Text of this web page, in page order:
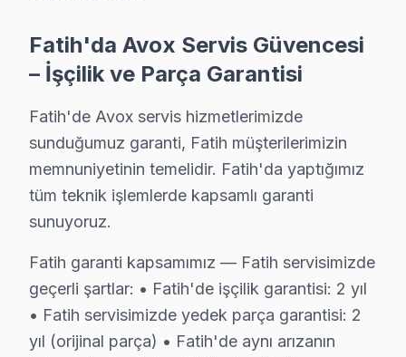
Hacı Kadın'da Avox TV Servisi
Hacı Kadın Mahallesi, tarihi kökleriyle birlikte
Haseki Sultan'da Avox TV Servisi
Haseki Sultan Mahallesi, sadece tarihi dokusuyla
Hırka-i Şerif'te Avox TV Servisi
Hırka-i Şerif Mahallesi, tarihi ve kültürel dokusunun
Hobyar'da Avox TV Servisi
Hobyar Mahallesi, hem tarihi dokusu hem de
Hoca Gıyasettin'de Avox TV Servisi
Fatih'da Avox Servis Güvencesi
– İşçilik ve Parça Garantisi
Fatih'de Avox servis hizmetlerimizde
sunduğumuz garanti, Fatih müşterilerimizin
memnuniyetinin temelidir. Fatih'da yaptığımız
tüm teknik işlemlerde kapsamlı garanti
sunuyoruz.
Fatih garanti kapsamımız — Fatih servisimizde
geçerli şartlar: • Fatih'de işçilik garantisi: 2 yıl
• Fatih servisimizde yedek parça garantisi: 2
yıl (orijinal parça) • Fatih'de aynı arızanın